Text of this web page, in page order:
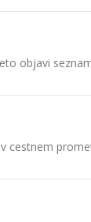
objavi